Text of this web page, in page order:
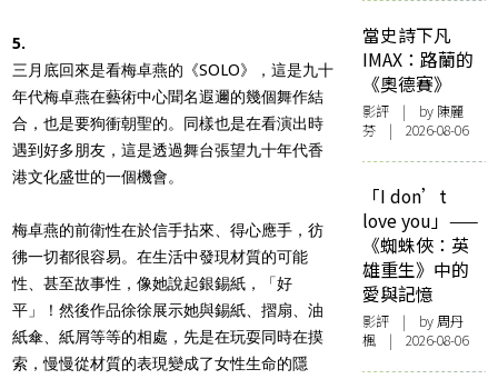
5.
三月底回來是看梅卓燕的《SOLO》，這是九十
年代梅卓燕在藝術中心聞名遐邇的幾個舞作結
合，也是要狗衝朝聖的。同樣也是在看演出時
遇到好多朋友，這是透過舞台張望九十年代香
港文化盛世的一個機會。
梅卓燕的前衛性在於信手拈來、得心應手，彷
彿一切都很容易。在生活中發現材質的可能
性、甚至故事性，像她說起銀錫紙，「好
平」！然後作品徐徐展示她與錫紙、摺扇、油
紙傘、紙屑等等的相處，先是在玩耍同時在摸
索，慢慢從材質的表現變成了女性生命的隱
當史詩下凡
IMAX：路蘭的
《奧德賽》
影評 | by 陳麗
芬 | 2026-08-06
「I don’t
love you」——
《蜘蛛俠：英
雄重生》中的
愛與記憶
影評 | by周丹
楓 | 2026-08-06